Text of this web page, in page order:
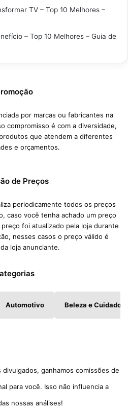
TV – Top 10 Melhores –
– Top 10 Melhores – Guia de
por marcas ou fabricantes na
compromisso é com a diversidade,
que atendem a diferentes
e orçamentos.
de Preços
periodicamente todos os preços
caso você tenha achado um preço
foi atualizado pela loja durante
nesses casos o preço válido é
loja anunciante.
Automotivo Beleza e Cuidados
ganhamos comissões de
para você. Isso não influencia a
nossas análises!